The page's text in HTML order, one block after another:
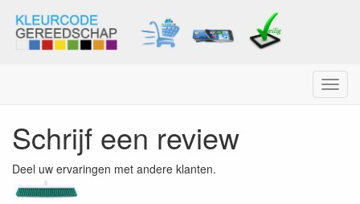
Menu
Schrijf een review
Deel uw ervaringen met andere klanten.